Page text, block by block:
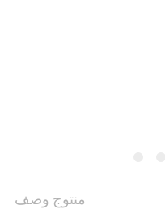
منتوج وصف